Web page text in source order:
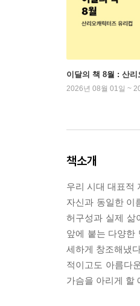
이달의 책 8월 : 산리
2026년 08월 01일 ~
책소개
우리 시대 대표적
자신과 동일한 이
허구성과 실제 삶
앞에 붙는 다양한
세하게 창조해냈
적이고도 아름다
가슴을 아리게 할